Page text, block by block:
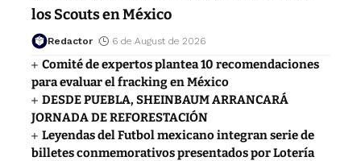
los Scouts en México
Redactor 6 de August de 2026
Comité de expertos plantea 10 recomendaciones
para evaluar el fracking en México
DESDE PUEBLA, SHEINBAUM ARRANCARÁ
JORNADA DE REFORESTACIÓN
Leyendas del Futbol mexicano integran serie de
billetes conmemorativos presentados por Lotería